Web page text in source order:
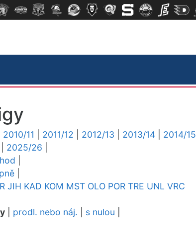
2010/11 2011/12 2012/13 2013/14 2014/15
2025/26
JIH KAD KOM MST OLO POR TRE UNL VRC
prodl. nebo náj. s nulou